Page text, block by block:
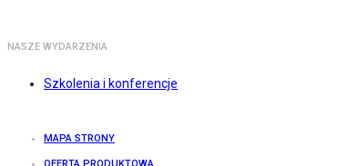
NASZE WYDARZENIA
Szkolenia i konferencje
MAPA STRONY